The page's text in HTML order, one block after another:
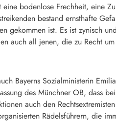
eine bodenlose Frechheit, eine
bestand ernsthafte
gekommen ist. Es ist zynisch
auch all jenen, die zu Recht
Bayerns Sozialministerin
des Münchner OB, dass
auch den
Rädelsführern, die